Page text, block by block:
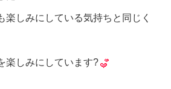
楽しみにしている気持ちと同じく
楽しみにしています?